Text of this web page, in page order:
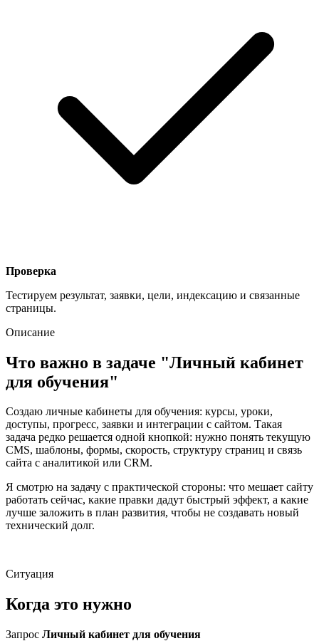
Проверка
Тестируем результат, заявки, цели, индексацию и связанные
страницы.
Описание
Что важно в задаче "Личный кабинет
для обучения"
Создаю личные кабинеты для обучения: курсы, уроки,
доступы, прогресс, заявки и интеграции с сайтом. Такая
задача редко решается одной кнопкой: нужно понять текущую
CMS, шаблоны, формы, скорость, структуру страниц и связь
сайта с аналитикой или CRM.
Я смотрю на задачу с практической стороны: что мешает сайту
работать сейчас, какие правки дадут быстрый эффект, а какие
лучше заложить в план развития, чтобы не создавать новый
технический долг.
Ситуация
Когда это нужно
Запрос Личный кабинет для обучения